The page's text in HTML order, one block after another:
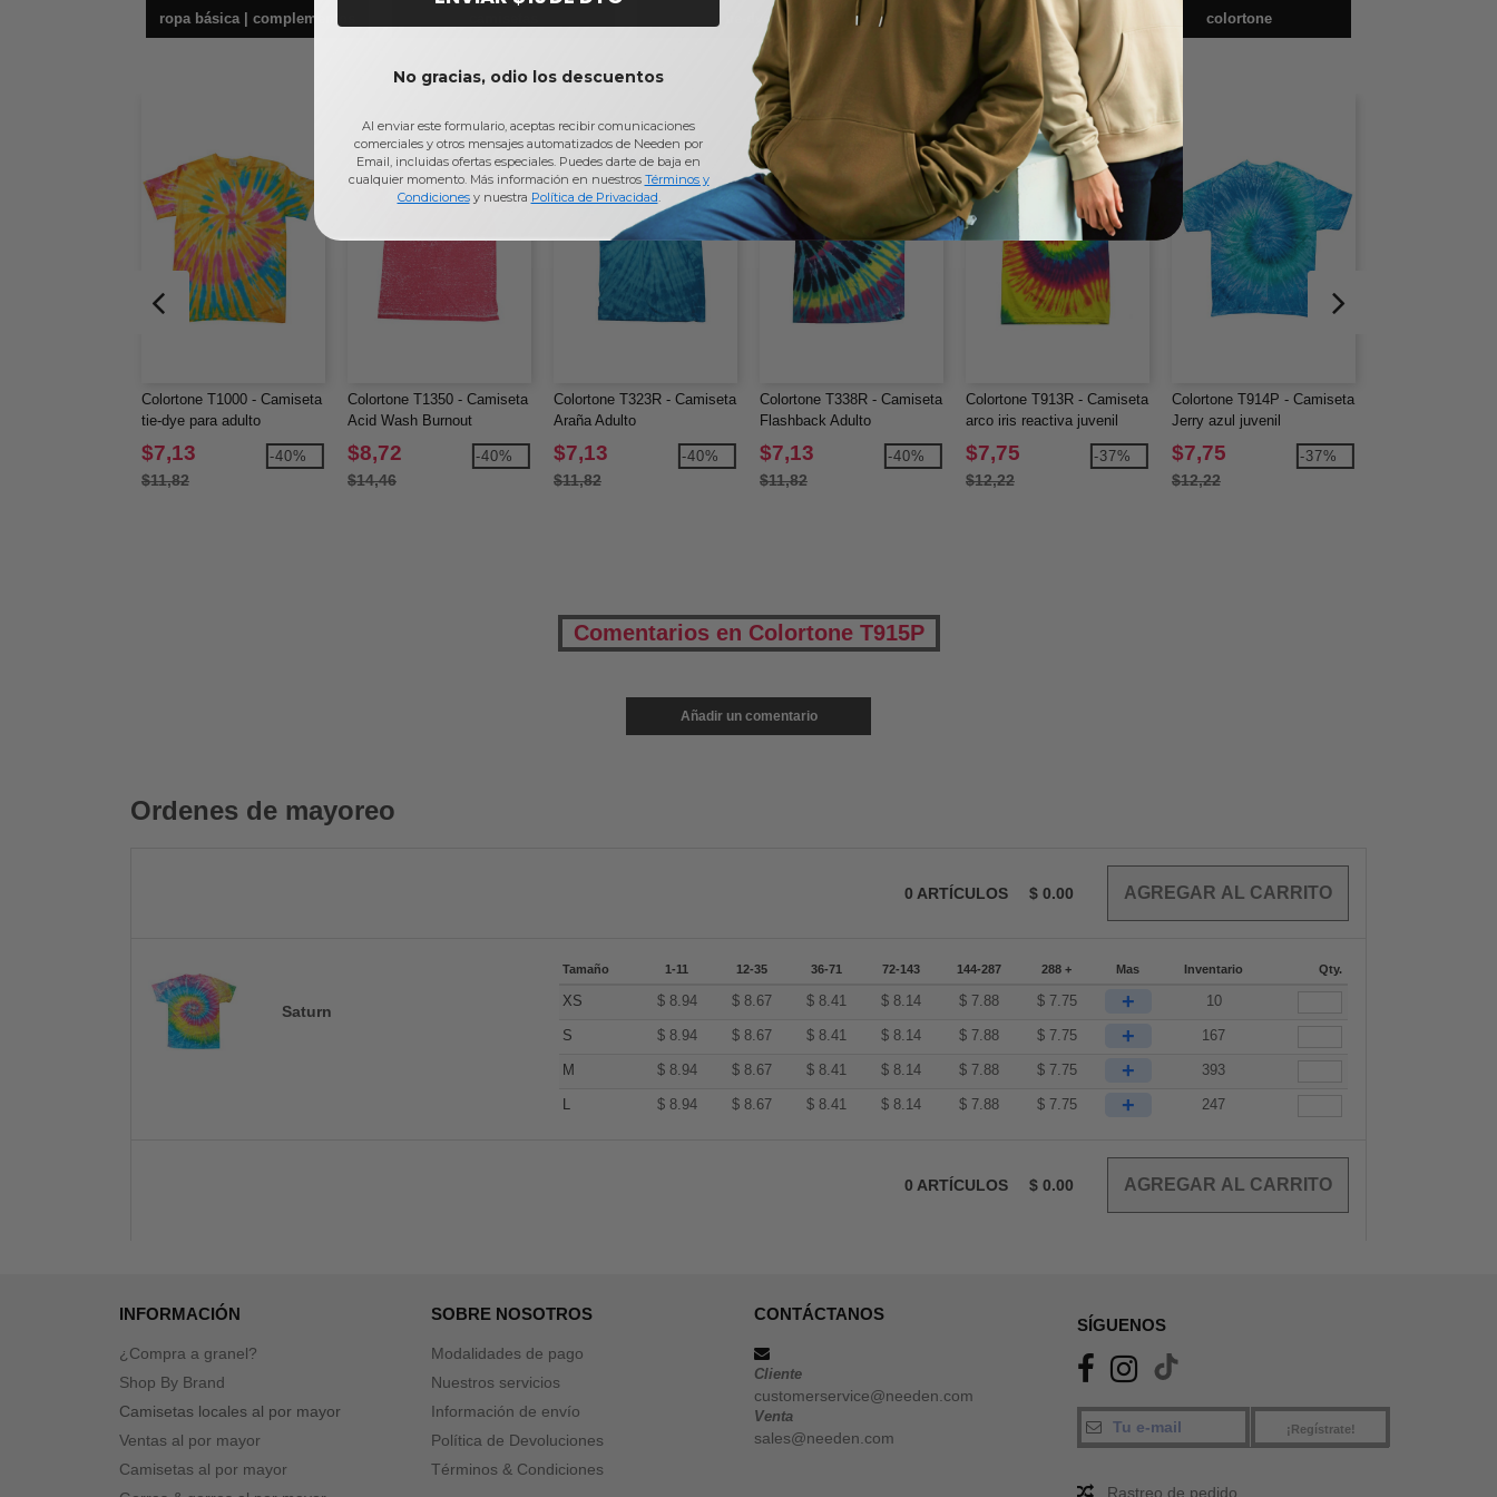
ropa básica | complementos tie-dye niños colortone
Colortone T1000 - Camiseta
tie-dye para adulto
$7,13
$11,82
-40%
Colortone T1350 - Camiseta
Acid Wash Burnout
$8,72
$14,46
-40%
Colortone T323R - Camiseta
Araña Adulto
$7,13
$11,82
-40%
Colortone T338R - Camiseta
Flashback Adulto
$7,13
$11,82
-40%
Colortone T913R - Camiseta
arco iris reactiva juvenil
$7,75
$12,22
-37%
Colortone T914P - Camiseta
Jerry azul juvenil
$7,75
$12,22
-37%
Comentarios en Colortone T915P
Añadir un comentario
Ordenes de mayoreo
0 ARTÍCULOS $ 0.00
Saturn
Tamaño 1-11 12-35 36-71 72-143 144-287 288 + Mas Inventario Qty.
XS $ 8.94 $ 8.67 $ 8.41 $ 8.14 $ 7.88 $ 7.75 + 10
S $ 8.94 $ 8.67 $ 8.41 $ 8.14 $ 7.88 $ 7.75 + 167
M $ 8.94 $ 8.67 $ 8.41 $ 8.14 $ 7.88 $ 7.75 + 393
L $ 8.94 $ 8.67 $ 8.41 $ 8.14 $ 7.88 $ 7.75 + 247
0 ARTÍCULOS $ 0.00
INFORMACIÓN
¿Compra a granel?
Shop By Brand
Camisetas locales al por mayor
Ventas al por mayor
Camisetas al por mayor
SOBRE NOSOTROS
Modalidades de pago
Nuestros servicios
Información de envío
Política de Devoluciones
Términos & Condiciones
CONTÁCTANOS
Cliente
customerservice@needen.com
Venta
sales@needen.com
SÍGUENOS
¡Regístrate!
Rastreo de pedido
No gracias, odio los descuentos
Al enviar este formulario, aceptas recibir comunicaciones
comerciales y otros mensajes automatizados de Needen por
Email, incluidas ofertas especiales. Puedes darte de baja en
cualquier momento. Más información en nuestros Términos y
Condicionesy nuestra Política de Privacidad.